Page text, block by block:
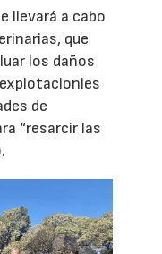
llevará a cabo
que
los daños
de
“resarcir las